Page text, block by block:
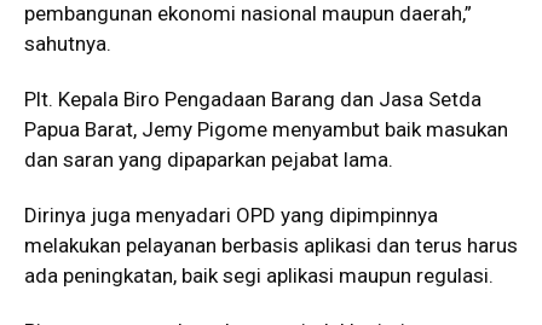
pembangunan ekonomi nasional maupun daerah,”
sahutnya.
Plt. Kepala Biro Pengadaan Barang dan Jasa Setda
Papua Barat, Jemy Pigome menyambut baik masukan
dan saran yang dipaparkan pejabat lama.
Dirinya juga menyadari OPD yang dipimpinnya
melakukan pelayanan berbasis aplikasi dan terus harus
ada peningkatan, baik segi aplikasi maupun regulasi.